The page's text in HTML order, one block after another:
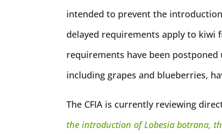
intended to prevent the
delayed requirements apply to kiwi
requirements have been
including grapes and blueberries,
The CFIA is currently reviewing
the introduction ofLobesia botrana,